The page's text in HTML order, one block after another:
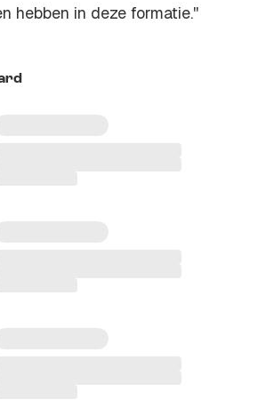
hebben in deze formatie.''